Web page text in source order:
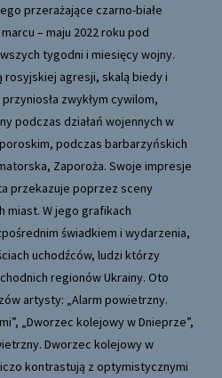
przerażające czarno-białe
– maju 2022 roku pod
tygodni i miesięcy wojny.
rosyjskiej agresji, skalą biedy i
zwykłym cywilom,
podczas działań wojennych w
podczas barbarzyńskich
Zaporoża. Swoje impresje
przekazuje poprzez sceny
miast. W jego grafikach
świadkiem i wydarzenia,
uchodźców, ludzi którzy
regionów Ukrainy. Oto
artysty: „Alarm powietrzny.
„Dworzec kolejowy w Dnieprze”,
Dworzec kolejowy w
kontrastują z optymistycznymi